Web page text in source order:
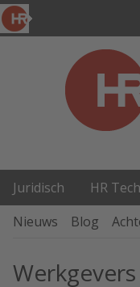
Juridisch HR Tech
Nieuws
Blog